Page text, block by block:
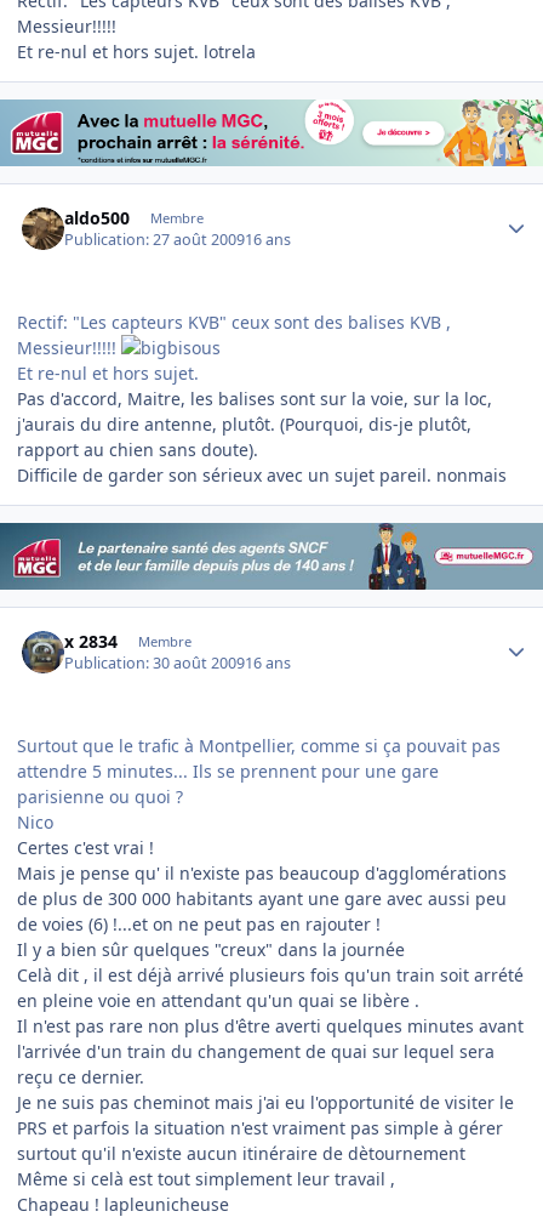
Messieur!!!!!
Et re-nul et hors sujet. lotrela
aldo500 Membre
Publication:27 août 200916 ans
Rectif: "Les capteurs KVB" ceux sont des balises KVB ,
Messieur!!!!!
Et re-nul et hors sujet.
Pas d'accord, Maitre, les balises sont sur la voie, sur la loc,
j'aurais du dire antenne, plutôt. (Pourquoi, dis-je plutôt,
rapport au chien sans doute).
Difficile de garder son sérieux avec un sujet pareil. nonmais
x 2834 Membre
Publication:30 août 200916 ans
Surtout que le trafic à Montpellier, comme si ça pouvait pas
attendre 5 minutes... Ils se prennent pour une gare
parisienne ou quoi ?
Nico
Certes c'est vrai !
Mais je pense qu' il n'existe pas beaucoup d'agglomérations
de plus de 300 000 habitants ayant une gare avec aussi peu
de voies (6) !...et on ne peut pas en rajouter !
Il y a bien sûr quelques "creux" dans la journée
Celà dit , il est déjà arrivé plusieurs fois qu'un train soit arrété
en pleine voie en attendant qu'un quai se libère .
Il n'est pas rare non plus d'être averti quelques minutes avant
l'arrivée d'un train du changement de quai sur lequel sera
reçu ce dernier.
Je ne suis pas cheminot mais j'ai eu l'opportunité de visiter le
PRS et parfois la situation n'est vraiment pas simple à gérer
surtout qu'il n'existe aucun itinéraire de dètournement
Même si celà est tout simplement leur travail ,
Chapeau ! lapleunicheuse